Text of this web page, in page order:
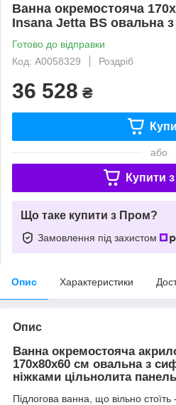
Ванна окремостояча
Insana Jetta BS овальна
Готово до відправки
Код: А0058329
Роздріб
36 528 ₴
або
Купити з
Що таке купити з Пром?
Замовлення під захистом
Опис Характеристики
Опис
Ванна окремостояча
170х80х60 см овальна з
ніжками цільнолита панель
Підлогова ванна, що вільно стоїть